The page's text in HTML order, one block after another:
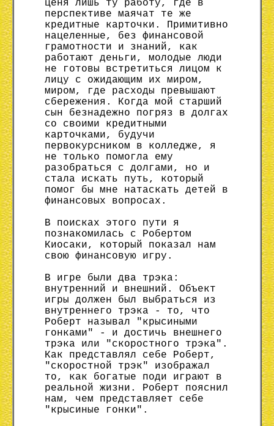
ценя лишь ту работу, где в
перспективе маячат те же
кредитные карточки. Примитивно
нацеленные, без финансовой
грамотности и знаний, как
работают деньги, молодые люди
не готовы встретиться лицом к
лицу с ожидающим их миром,
миром, где расходы превышают
сбережения. Когда мой старший
сын безнадежно погряз в долгах
со своими кредитными
карточками, будучи
первокурсником в колледже, я
не только помогла ему
разобраться с долгами, но и
стала искать путь, который
помог бы мне натаскать детей в
финансовых вопросах.
В поисках этого пути я
познакомилась с Робертом
Киосаки, который показал нам
свою финансовую игру.
В игре были два трэка:
внутренний и внешний. Объект
игры должен был выбраться из
внутреннего трэка - то, что
Роберт называл "крысиными
гонками" - и достичь внешнего
трэка или "скоростного трэка".
Как представлял себе Роберт,
"скоростной трэк" изображал
то, как богатые поди играют в
реальной жизни. Роберт пояснил
нам, чем представляет себе
"крысиные гонки".